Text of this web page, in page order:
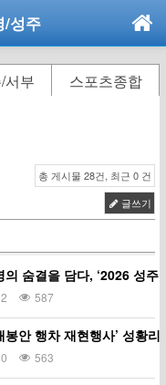
/성주
서부 스포츠종합
총 게시물 28건, 최근 0 건
글쓰기
숨결을 담다, ‘2026 성주
587
안 행차 재현행사’ 성황리
563